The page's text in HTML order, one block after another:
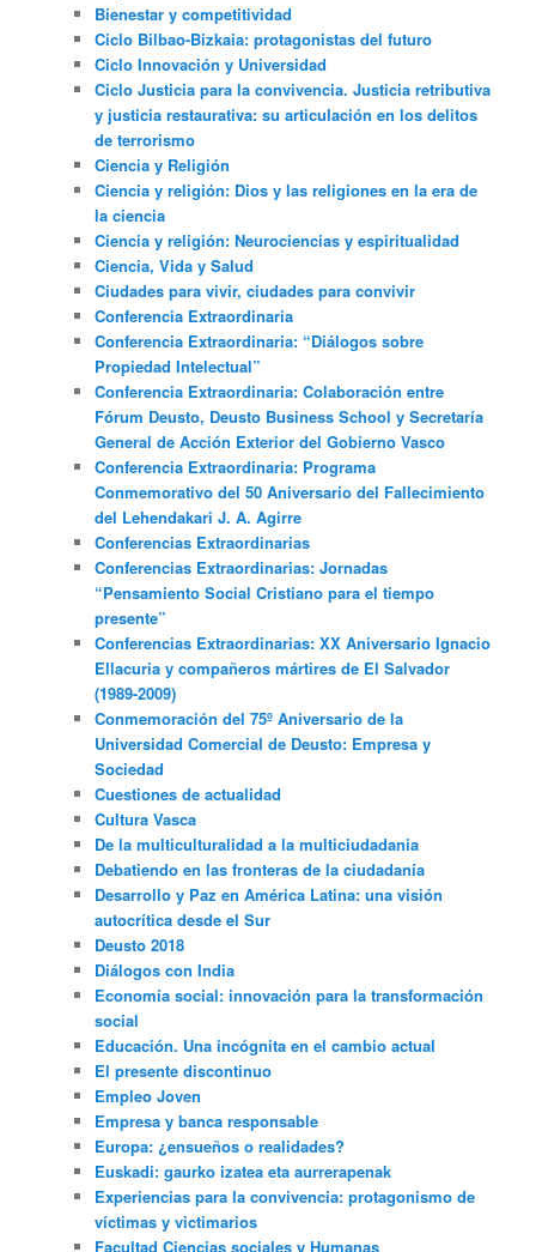
Bienestar y competitividad
Ciclo Bilbao-Bizkaia: protagonistas del futuro
Ciclo Innovación y Universidad
Ciclo Justicia para la convivencia. Justicia retributiva
y justicia restaurativa: su articulación en los delitos
de terrorismo
Ciencia y Religión
Ciencia y religión: Dios y las religiones en la era de
la ciencia
Ciencia y religión: Neurociencias y espiritualidad
Ciencia, Vida y Salud
Ciudades para vivir, ciudades para convivir
Conferencia Extraordinaria
Conferencia Extraordinaria: “Diálogos sobre
Propiedad Intelectual”
Conferencia Extraordinaria: Colaboración entre
Fórum Deusto, Deusto Business School y Secretaría
General de Acción Exterior del Gobierno Vasco
Conferencia Extraordinaria: Programa
Conmemorativo del 50 Aniversario del Fallecimiento
del Lehendakari J. A. Agirre
Conferencias Extraordinarias
Conferencias Extraordinarias: Jornadas
“Pensamiento Social Cristiano para el tiempo
presente”
Conferencias Extraordinarias: XX Aniversario Ignacio
Ellacuria y compañeros mártires de El Salvador
(1989-2009)
Conmemoración del 75º Aniversario de la
Universidad Comercial de Deusto: Empresa y
Sociedad
Cuestiones de actualidad
Cultura Vasca
De la multiculturalidad a la multiciudadania
Debatiendo en las fronteras de la ciudadanía
Desarrollo y Paz en América Latina: una visión
autocrítica desde el Sur
Deusto 2018
Diálogos con India
Economía social: innovación para la transformación
social
Educación. Una incógnita en el cambio actual
El presente discontinuo
Empleo Joven
Empresa y banca responsable
Europa: ¿ensueños o realidades?
Euskadi: gaurko izatea eta aurrerapenak
Experiencias para la convivencia: protagonismo de
víctimas y victimarios
Facultad Ciencias sociales y Humanas